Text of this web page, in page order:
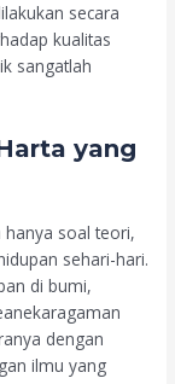
secara
kualitas
sangatlah
yang
hanya soal teori,
sehari-hari.
di bumi,
dengan
ilmu yang